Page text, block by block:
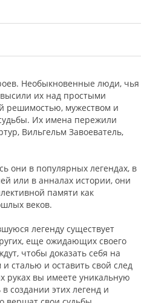
Необыкновенные люди, чья
их над простыми
решимостью, мужеством и
Их имена пережили
Вильгельм Завоеватель,
они в популярных легендах, в
или в анналах истории, они
памяти как
веков.
легенду существует
еще ожидающих своего
чтобы доказать себя на
сталью и оставить свой след
руках вы имеете уникальную
создании этих легенд и